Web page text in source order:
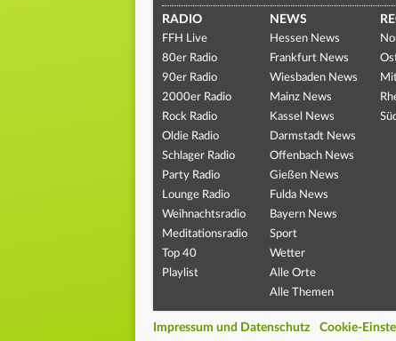
RADIO
FFH Live
80er Radio
90er Radio
2000er Radio
Rock Radio
Oldie Radio
Schlager Radio
Party Radio
Lounge Radio
Weihnachtsradio
Meditationsradio
Top 40
Playlist
NEWS
Hessen News
Frankfurt News
Wiesbaden News
Mainz News
Kassel News
Darmstadt News
Offenbach News
Gießen News
Fulda News
Bayern News
Sport
Wetter
Alle Orte
Alle Themen
Impressum und Datenschutz Cookie-